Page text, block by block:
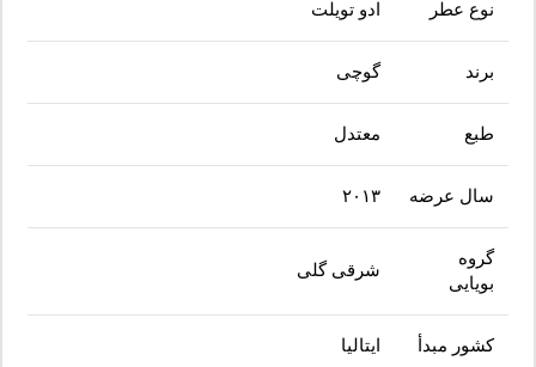
نوع عطر ادو تویلت
برند گوچی
طبع معتدل
سال عرضه ۲۰۱۳
گروه
بویایی
شرقی گلی
کشور مبدأ ایتالیا